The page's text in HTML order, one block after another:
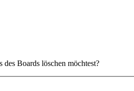
Boards löschen möchtest?